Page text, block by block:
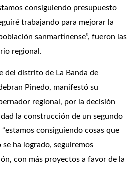
consiguiendo presupuesto
trabajando para mejorar la
sanmartinense”, fueron las
regional.
del distrito de La Banda de
Pinedo, manifestó su
regional, por la decisión
la construcción de un segundo
consiguiendo cosas que
se ha logrado, seguiremos
con más proyectos a favor de la